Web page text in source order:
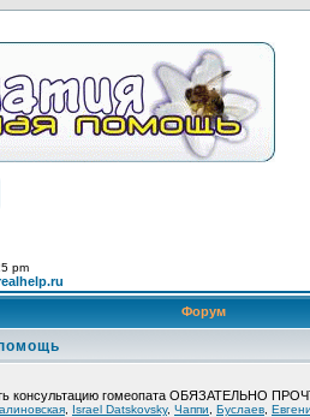
pm
Форум
консультацию гомеопата ОБЯЗАТЕЛЬНО
Israel Datskovsky, Чаппи Буслаев